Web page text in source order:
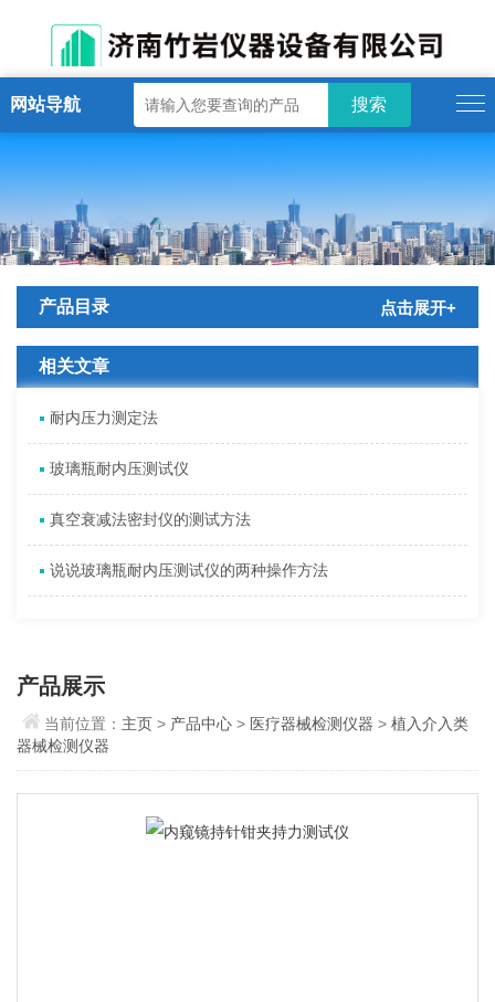
网站导航
产品目录 点击展开+
相关文章
耐内压力测定法
玻璃瓶耐内压测试仪
真空衰减法密封仪的测试方法
说说玻璃瓶耐内压测试仪的两种操作方法
产品展示
当前位置： 主页> 产品中心> 医疗器械检测仪器 >植入介入类
器械检测仪器